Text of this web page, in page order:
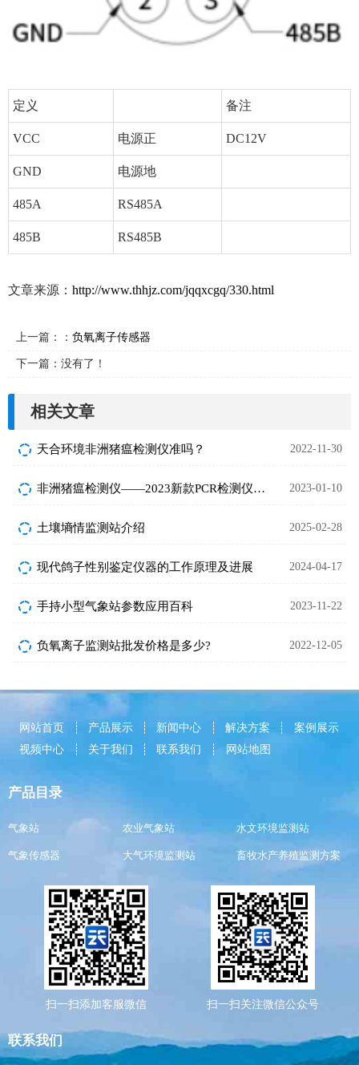
定义 备注
VCC 电源正 DC12V
GND 电源地
485A RS485A
485B RS485B
文章来源： http://www.thhjz.com/jqqxcgq/330.html
上一篇：： 负氧离子传感器
下一篇：没有了！
相关文章
天合环境非洲猪瘟检测仪准吗？ 2022-11-30
非洲猪瘟检测仪——2023新款PCR检测仪监测设备 2023-01-10
土壤墒情监测站介绍 2025-02-28
现代鸽子性别鉴定仪器的工作原理及进展 2024-04-17
手持小型气象站参数应用百科 2023-11-22
负氧离子监测站批发价格是多少? 2022-12-05
网站首页 产品展示 新闻中心 解决方案
案例展示
视频中心
关于我们 联系我们 网站地图
产品目录
气象站 农业气象站 水文环境监测站
气象传感器 大气环境监测站 畜牧水产养殖监测方案
扫一扫添加客服微信 扫一扫关注微信公众号
联系我们